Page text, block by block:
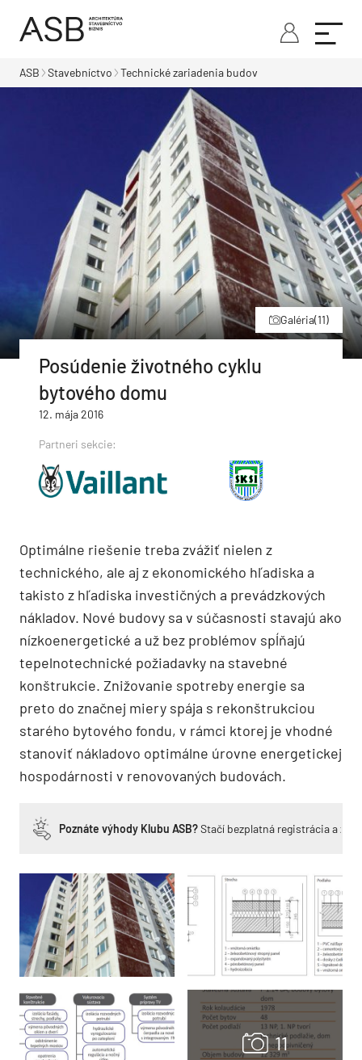
ASB Stavebníctvo Technické zariadenia budov
Galéria(11)
Posúdenie životného cyklu
bytového domu
12. mája 2016
Partneri sekcie:
Optimálne riešenie treba zvážiť nielen z
technického, ale aj z ekonomického hľadiska a
takisto z hľadiska investičných a prevádzkových
nákladov. Nové budovy sa v súčasnosti stavajú ako
nízkoenergetické a už bez problémov spĺňajú
tepelnotechnické požiadavky na stavebné
konštrukcie. Znižovanie spotreby energie sa
preto do značnej miery spája s rekonštrukciou
starého bytového fondu, v rámci ktorej je vhodné
stanoviť nákladovo optimálne úrovne energetickej
hospodárnosti v renovovaných budovách.
Poznáte výhody Klubu ASB?Stačí bezplatná registrácia a